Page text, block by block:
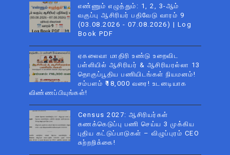
எண்ணும் எழுத்தும்: 1, 2, 3-ஆம்
வகுப்பு ஆசிரியர் பதிவேடு வாரம் 9
(03.08.2026 - 07.08.2026) | Log
Book PDF
ஏகலைவா மாதிரி உண்டு உறைவிட
பள்ளியில் ஆசிரியர் & ஆசிரியரல்லா 13
தொகுப்பூதிய பணியிடங்கள் நியமனம்!
சம்பளம் ₹18,000 வரை! உடனடியாக
விண்ணப்பியுங்கள்!
Census 2027: ஆசிரியர்கள்
கணக்கெடுப்பு பணி செய்ய 3 முக்கிய
புதிய கட்டுப்பாடுகள் – விழுப்புரம் CEO
சுற்றறிக்கை!